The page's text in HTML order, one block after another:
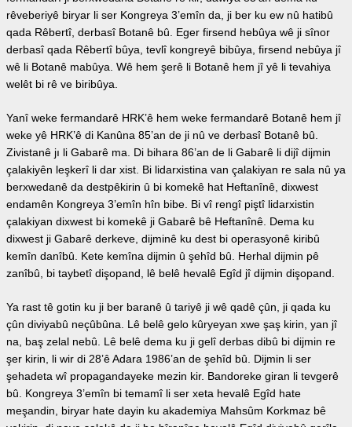
rêveberiyê biryar li ser Kongreya 3’emîn da, ji ber ku ew nû hatibû
qada Rêbertî, derbasî Botanê bû. Eger firsend hebûya wê ji sînor
derbasî qada Rêbertî bûya, tevlî kongreyê bibûya, firsend nebûya jî
wê li Botanê mabûya. Wê hem şerê li Botanê hem jî yê li tevahiya
welêt bi rê ve biribûya.
Yanî weke fermandarê HRK’ê hem weke fermandarê Botanê hem jî
weke yê HRK’ê di Kanûna 85’an de ji nû ve derbasî Botanê bû.
Zivistanê jı li Gabarê ma. Di bihara 86’an de li Gabarê li dijî dijmin
çalakiyên leşkerî li dar xist. Bi lidarxistina van çalakiyan re sala nû ya
berxwedanê da destpêkirin û bi komekê hat Heftanînê, dixwest
endamên Kongreya 3’emîn hîn bibe. Bi vî rengî piştî lidarxistin
çalakiyan dixwest bi komekê ji Gabarê bê Heftanînê. Dema ku
dixwest ji Gabarê derkeve, dijminê ku dest bi operasyonê kiribû
kemîn danîbû. Kete kemîna dijmin û şehîd bû. Herhal dijmin pê
zanîbû, bi taybetî dişopand, lê belê hevalê Egîd jî dijmin dişopand.
Ya rast tê gotin ku ji ber baranê û tariyê ji wê qadê çûn, ji qada ku
çûn diviyabû neçûbûna. Lê belê gelo kûryeyan xwe şaş kirin, yan jî
na, baş zelal nebû. Lê belê dema ku ji gelî derbas dibû bi dijmin re
şer kirin, li wir di 28’ê Adara 1986’an de şehîd bû. Dijmin li ser
şehadeta wî propagandayeke mezin kir. Bandoreke giran li tevgerê
bû. Kongreya 3’emîn bi temamî li ser xeta hevalê Egîd hate
meşandin, biryar hate dayin ku akademiya Mahsûm Korkmaz bê